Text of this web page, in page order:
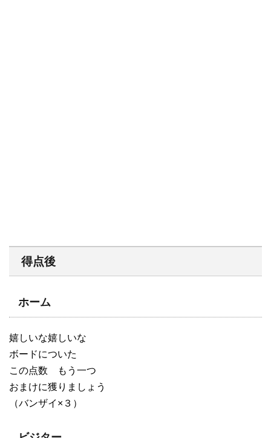
得点後
ホーム
嬉しいな嬉しいな
ボードについた
この点数 もう一つ
おまけに獲りましょう
（バンザイ×３）